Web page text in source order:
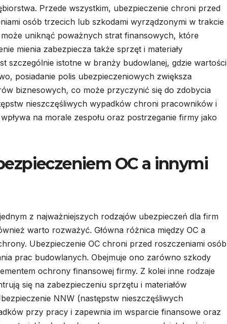
Przede wszystkim, ubezpieczenie chroni przed
osób trzecich lub szkodami wyrządzonymi w trakcie
uniknąć poważnych strat finansowych, które
mienia zabezpiecza także sprzęt i materiały
szczególnie istotne w branży budowlanej, gdzie wartości
posiadanie polis ubezpieczeniowych zwiększa
biznesowych, co może przyczynić się do zdobycia
nieszczęśliwych wypadków chroni pracowników i
na morale zespołu oraz postrzeganie firmy jako
OC a innymi
z najważniejszych rodzajów ubezpieczeń dla firm
warto rozważyć. Główna różnica między OC a
Ubezpieczenie OC chroni przed roszczeniami osób
prac budowlanych. Obejmuje ono zarówno szkody
ochrony finansowej firmy. Z kolei inne rodzaje
się na zabezpieczeniu sprzętu i materiałów
NNW (następstw nieszczęśliwych
przy pracy i zapewnia im wsparcie finansowe oraz